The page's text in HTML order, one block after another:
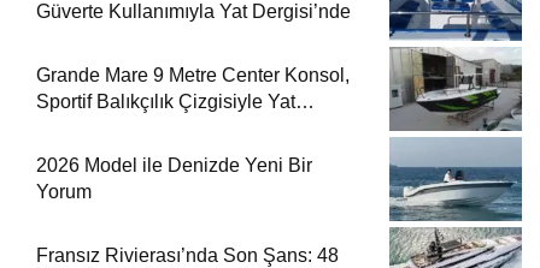
Güverte Kullanımıyla Yat Dergisi’nde
Grande Mare 9 Metre Center Konsol,
Sportif Balıkçılık Çizgisiyle Yat
2026 Model ile Denizde Yeni Bir
Yorum
Fransız Rivierası’nda Son Şans: 48